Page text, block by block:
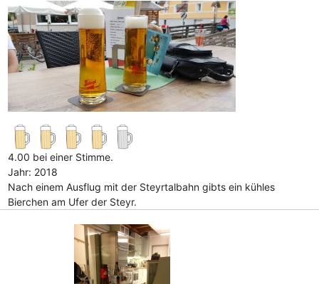
4.00 bei einer Stimme.
Jahr: 2018
Nach einem Ausflug mit der Steyrtalbahn gibts ein kühles
Bierchen am Ufer der Steyr.